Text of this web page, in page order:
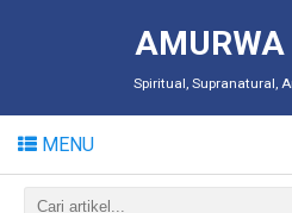
Spiritual, Supranatural,
MENU